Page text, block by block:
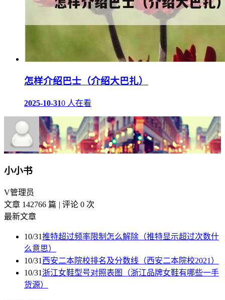
怎样介绍巴士（介绍大巴扎）
2025-10-310 人在看
小小书
V管理员
文章 142766 篇 | 评论 0 次
最新文章
10/31推特超过频率限制怎么解除（推特显示超过次数什
么意思）
10/31 西安二本院校排名及分数线（西安二本院校2021）
10/31 浙江女鞋型号对照表图（浙江品牌女鞋有哪些一手
货源）